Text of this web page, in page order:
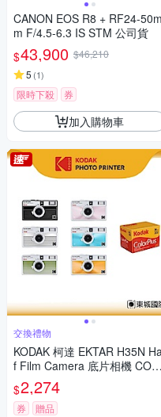
CANON EOS R8 + RF24-50m
m F/4.5-6.3 IS STM 公司貨
$43,900 $46,210
5 (1)
限時下殺 券
加入購物車
交換禮物
KODAK 柯達 EKTAR H35N
f Film Camera 底片相機 COLO
RPLUS 200底片組
$2,274
券 贈品